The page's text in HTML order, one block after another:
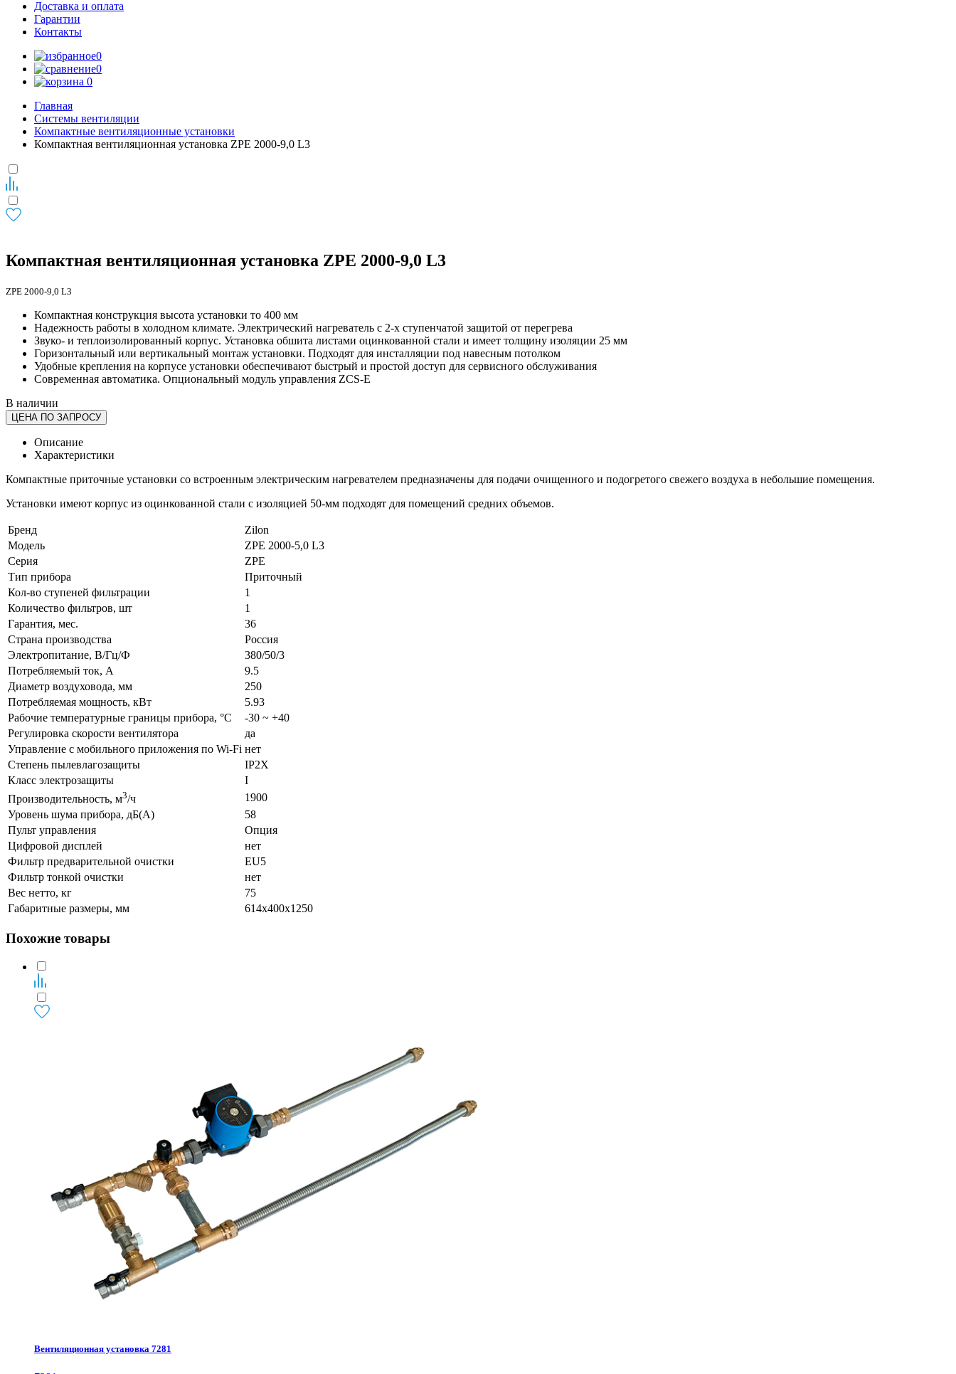
Доставка и оплата
Гарантии
Контакты
0
0
0
Главная
Системы вентиляции
Компактные вентиляционные установки
Компактная вентиляционная установка ZPE 2000-9,0 L3
Компактная вентиляционная установка ZPE 2000-9,0 L3
ZPE 2000-9,0 L3
Компактная конструкция высота установки то 400 мм
Надежность работы в холодном климате. Электрический нагреватель с 2-х ступенчатой защитой от перегрева
Звуко- и теплоизолированный корпус. Установка обшита листами оцинкованной стали и имеет толщину изоляции 25 мм
Горизонтальный или вертикальный монтаж установки. Подходят для инсталляции под навесным потолком
Удобные крепления на корпусе установки обеспечивают быстрый и простой доступ для сервисного обслуживания
Современная автоматика. Опциональный модуль управления ZCS-E
В наличии
ЦЕНА ПО ЗАПРОСУ
Описание
Характеристики
Компактные приточные установки со встроенным электрическим нагревателем предназначены для подачи очищенного и подогретого свежего воздуха в небольшие помещения.
Установки имеют корпус из оцинкованной стали с изоляцией 50-мм подходят для помещений средних объемов.
Бренд
Zilon
Модель
ZPE 2000-5,0 L3
Серия
ZPE
Тип прибора
Приточный
Кол-во ступеней фильтрации
1
Количество фильтров, шт
1
Гарантия, мес.
36
Страна производства
Россия
Электропитание, В/Гц/Ф
380/50/3
Потребляемый ток, А
9.5
Диаметр воздуховода, мм
250
Потребляемая мощность, кВт
5.93
Рабочие температурные границы прибора, °C
-30 ~ +40
Регулировка скорости вентилятора
да
Управление c мобильного приложения по Wi-Fi нет
Степень пылевлагозащиты
IP2X
Класс электрозащиты
I
Производительность, м3/ч
1900
Уровень шума прибора, дБ(А)
58
Пульт управления
Опция
Цифровой дисплей
нет
Фильтр предварительной очистки
EU5
Фильтр тонкой очистки
нет
Вес нетто, кг
75
Габаритные размеры, мм
614x400x1250
Похожие товары
Вентиляционная установка 7281